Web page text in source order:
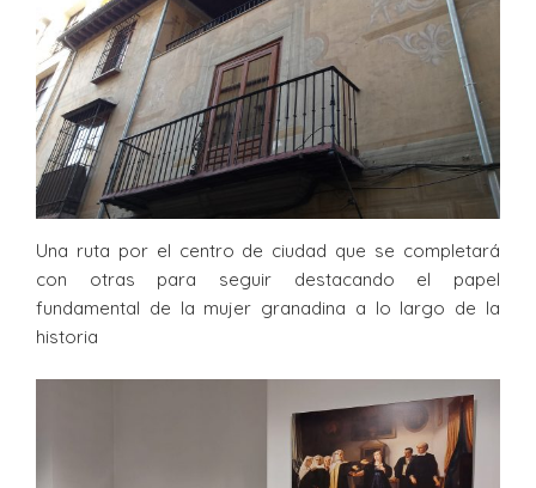
Una ruta por el centro de ciudad que se completará
con otras para seguir destacando el papel
fundamental de la mujer granadina a lo largo de la
historia